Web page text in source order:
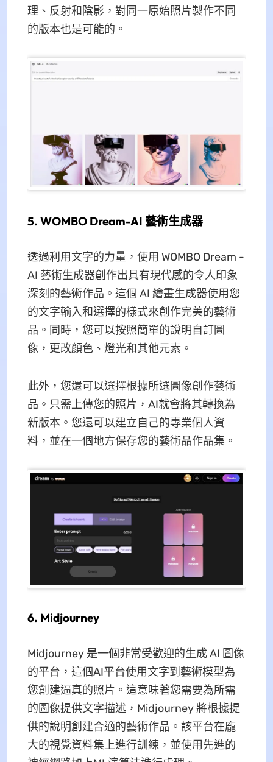
理、反射和陰影，對同一原始照片製作不同
的版本也是可能的。
5. WOMBO Dream-AI 藝術生成器
透過利用文字的力量，使用 WOMBO Dream -
AI 藝術生成器創作出具有現代感的令人印象
深刻的藝術作品。這個 AI 繪畫生成器使用您
的文字輸入和選擇的樣式來創作完美的藝術
品。同時，您可以按照簡單的說明自訂圖
像，更改顏色、燈光和其他元素。
此外，您還可以選擇根據所選圖像創作藝術
品。只需上傳您的照片，AI就會將其轉換為
新版本。您還可以建立自己的專業個人資
料，並在一個地方保存您的藝術品作品集。
6. Midjourney
Midjourney 是一個非常受歡迎的生成 AI 圖像
的平台，這個AI平台使用文字到藝術模型為
您創建逼真的照片。這意味著您需要為所需
的圖像提供文字描述，Midjourney 將根據提
供的說明創建合適的藝術作品。該平台在龐
大的視覺資料集上進行訓練，並使用先進的